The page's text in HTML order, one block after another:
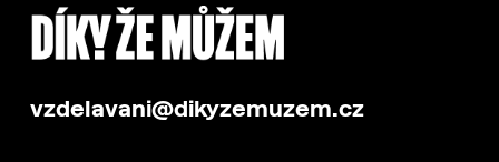
vzdelavani@dikyzemuzem.cz